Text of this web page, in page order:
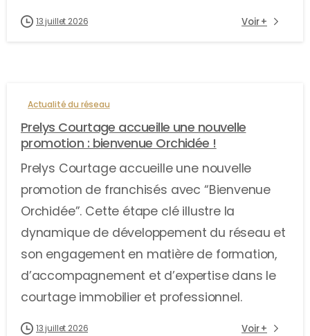
13 juillet 2026 Voir +
Actualité du réseau
Prelys Courtage accueille une nouvelle
promotion : bienvenue Orchidée !
Prelys Courtage accueille une nouvelle
promotion de franchisés avec “Bienvenue
Orchidée”. Cette étape clé illustre la
dynamique de développement du réseau et
son engagement en matière de formation,
d’accompagnement et d’expertise dans le
courtage immobilier et professionnel.
13 juillet 2026 Voir +